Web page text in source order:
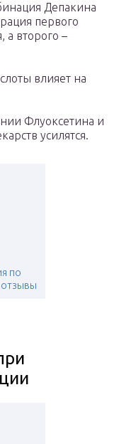
Депакина
первого
а второго –
влияет на
Флуоксетина и
усилятся.
по
отзывы